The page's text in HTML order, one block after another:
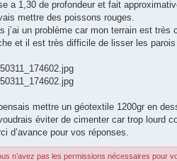
a 1,30 de profondeur et fait
mettre des poissons rouges.
j’ai un problème car mon terrain est
et il est très difficile de lisser les parois
mettre un géotextile 1200gr en
éviter de cimenter car trop lourd
d’avance pour vos réponses.
n’avez pas les permissions nécessaires pour